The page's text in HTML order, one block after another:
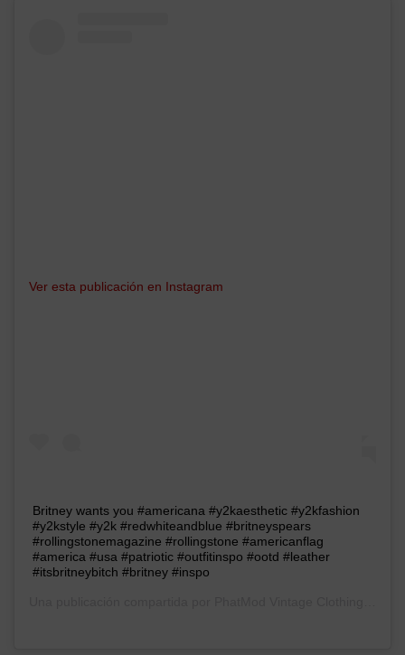
Ver esta publicación en Instagram
Britney wants you #americana #y2kaesthetic #y2kfashion
#y2kstyle #y2k #redwhiteandblue #britneyspears
#rollingstonemagazine #rollingstone #americanflag
#america #usa #patriotic #outfitinspo #ootd #leather
#itsbritneybitch #britney #inspo